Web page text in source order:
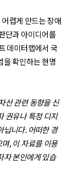
렵게 만드는 장애
단과 아이디어를
데이터랩에서 국
을 확인하는 현명
산 관련 동향을 신
권유나 특정 디지
닙니다. 어떠한 경
, 이 자료를 이용
자 본인에게 있습